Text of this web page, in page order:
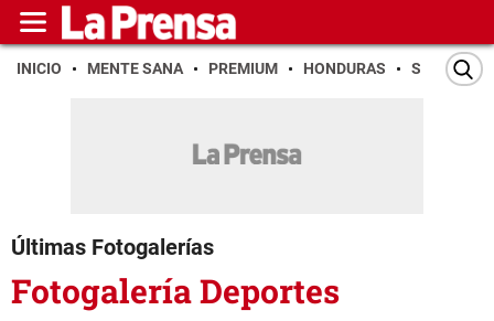
INICIO MENTE SANA PREMIUM HONDURAS SAN PEDRO
Últimas Fotogalerías
Fotogalería Deportes